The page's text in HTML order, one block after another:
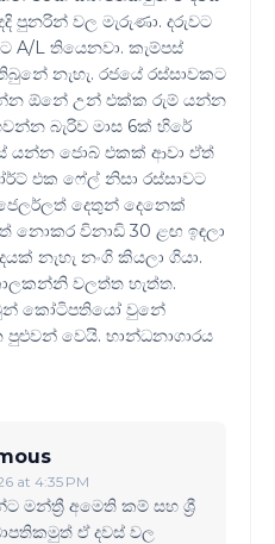
පුනරින් වල මැරුණා. දරුවට
A/L තියෙනවා. කැම්පස්
නැහැ. රජයේ රස්සාවකට
ඕනේ උන් එක්ක රුම් යන්න
බැරිව මාස 6ක් හිරේ
යන්න ජොබ් එකක් ආවා ඒත්
එක ෆේල් නිසා රස්සාවට
දෙතුන් දෙනෙක්
නොකර විනාඩි 30 ළඟ ඉඳලා
නැහැ නංගි කියලා ගියා.
වලත්ත හැත්ත.
කෝටිපතියෝ වුනේ
වෙයි. භාන්ධනාගාරය
at 4:35 PM
මන්ත්‍රී අමෙති කම් සහ ශ්‍රී
ඒ දවස් වල